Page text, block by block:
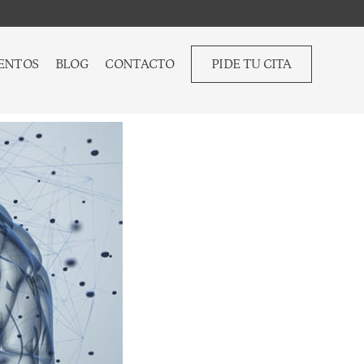
BLOG CONTACTO PIDE TU CITA